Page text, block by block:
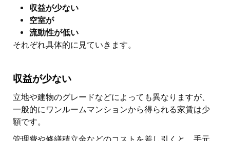
収益が少ない
空室が
流動性が低い
それぞれ具体的に見ていきます。
収益が少ない
立地や建物のグレードなどによっても異なりますが、
一般的にワンルームマンションから得られる家賃は少
額です。